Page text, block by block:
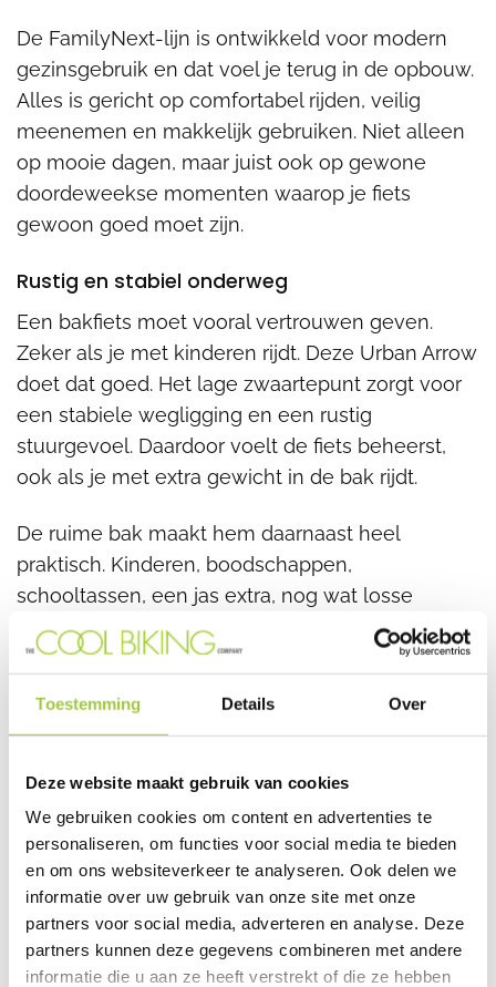
Toestemming Details Over
Deze website maakt gebruik van cookies
We gebruiken cookies om content en advertenties te
personaliseren, om functies voor social media te bieden
en om ons websiteverkeer te analyseren. Ook delen we
informatie over uw gebruik van onze site met onze
partners voor social media, adverteren en analyse. Deze
partners kunnen deze gegevens combineren met andere
informatie die u aan ze heeft verstrekt of die ze hebben
De FamilyNext-lijn is ontwikkeld voor modern
gezinsgebruik en dat voel je terug in de opbouw.
Alles is gericht op comfortabel rijden, veilig
meenemen en makkelijk gebruiken. Niet alleen
op mooie dagen, maar juist ook op gewone
doordeweekse momenten waarop je fiets
gewoon goed moet zijn.
Rustig en stabiel onderweg
Een bakfiets moet vooral vertrouwen geven.
Zeker als je met kinderen rijdt. Deze Urban Arrow
doet dat goed. Het lage zwaartepunt zorgt voor
een stabiele wegligging en een rustig
stuurgevoel. Daardoor voelt de fiets beheerst,
ook als je met extra gewicht in de bak rijdt.
De ruime bak maakt hem daarnaast heel
praktisch. Kinderen, boodschappen,
schooltassen, een jas extra, nog wat losse
spullen. Alles gaat mee zonder dat de fiets
onrustig aanvoelt. Dat is precies waarom zoveel
alleen vanwege de uitstraling, maar vooral
Groen met karakter
De groene uitvoering geeft deze Family Next
Advanced Chain een heel eigen uitstraling. Fris,
modern en nét even anders dan standaard zwart.
Daardoor oogt hij toegankelijk en eigentijds,
terwijl hij nog steeds heel premium aanvoelt. Dat